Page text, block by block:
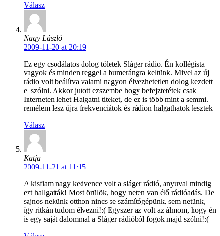
Válasz
Nagy László
2009-11-20 at 20:19
Ez egy csodálatos dolog töletek Sláger rádio. Én kollégista
vagyok és minden reggel a bumerángra keltünk. Mivel az új
rádio volt beálítva valami nagyon élvezhetetlen dolog kezdett
el szólni. Akkor jutott ezszembe hogy befejztetétek csak
Interneten lehet Halgatni titeket, de ez is több mint a semmi.
remélem lesz újra frekvenciátok és rádion halgathatok lesztek
Válasz
Katja
2009-11-21 at 11:15
A kisfiam nagy kedvence volt a sláger rádió, anyuval mindig
ezt hallgatták! Most örülök, hogy neten van élő rádióadás. De
sajnos nekünk otthon nincs se számítógépünk, sem netünk,
így ritkán tudom élvezni!:( Egyszer az volt az álmom, hogy én
is egy saját dalommal a Sláger rádióból fogok majd szólni!:(